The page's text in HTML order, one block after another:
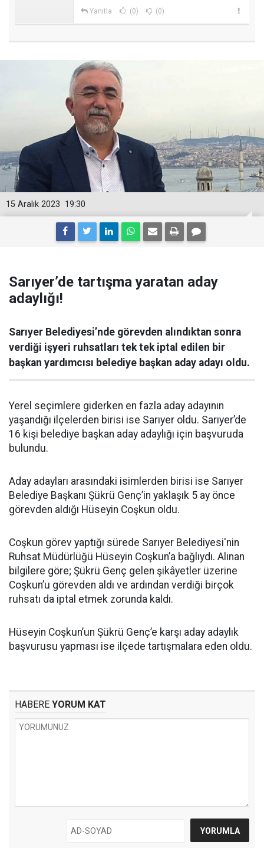
Yanıtla (0) (0)
19:30
15 Aralık 2023
Sarıyer’de tartışma yaratan aday
adaylığı!
Sarıyer Belediyesi’nde görevden alındıktan sonra
verdiği işyeri ruhsatları tek tek iptal edilen bir
başkan yardımcısı belediye başkan aday adayı oldu.
Yerel seçimlere giderken en fazla aday adayının
yaşandığı ilçelerden birisi ise Sarıyer oldu. Sarıyer’de
16 kişi belediye başkan aday adaylığı için başvuruda
bulundu.
Aday adayları arasındaki isimlerden birisi ise Sarıyer
Belediye Başkanı Şükrü Genç’in yaklaşık 5 ay önce
görevden aldığı Hüseyin Coşkun oldu.
Coşkun görev yaptığı sürede Sarıyer Belediyesi'nin
Ruhsat Müdürlüğü Hüseyin Coşkun’a bağlıydı. Alınan
bilgilere göre; Şükrü Genç gelen şikâyetler üzerine
Coşkun’u görevden aldı ve ardından verdiği birçok
ruhsatı da iptal etmek zorunda kaldı.
Hüseyin Coşkun’un Şükrü Genç’e karşı aday adaylık
başvurusu yapması ise ilçede tartışmalara eden oldu.
HABERE YORUM KAT